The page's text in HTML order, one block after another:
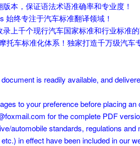
本，保证语法术语准确率和专业度！
始终专注于汽车标准翻译领域！
上千个现行汽车国家标准和行业标准的
托车标准化体系！独家打造千万级汽车
is readily available, and
to your preference before placing an
for the complete PDF
automobile standards, regulations and
in effect have been included in our